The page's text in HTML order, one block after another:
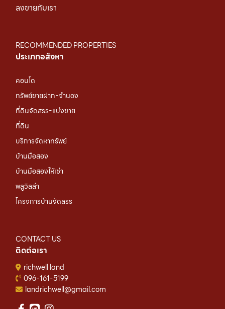
ลงขายกับเรา
RECOMMENDED PROPERTIES
ประเภทอสังหา
คอนโด
ทรัพย์ขายฝาก-จำนอง
ที่ดินจัดสรร-แบ่งขาย
ที่ดิน
บริการจัดหาทรัพย์
บ้านมือสอง
บ้านมือสองให้เช่า
พลูวิลล่า
โครงการบ้านจัดสรร
CONTACT US
ติดต่อเรา
richwell land
096-161-5199
landrichwell@gmail.com